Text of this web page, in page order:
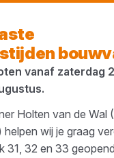
vanaf zaterdag
Holten van de Wal
wij je graag
31, 32 en 33